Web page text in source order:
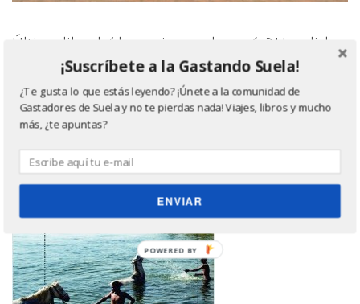
Último libro leído, ¿quieres saber más? Haz click
en la imagen ;)
¡Suscríbete a la Gastando Suela!
¿Te gusta lo que estás leyendo? ¡Únete a la comunidad de
Gastadores de Suela y no te pierdas nada! Viajes, libros y mucho
más, ¿te apuntas?
ENVIAR
POWERED
BY